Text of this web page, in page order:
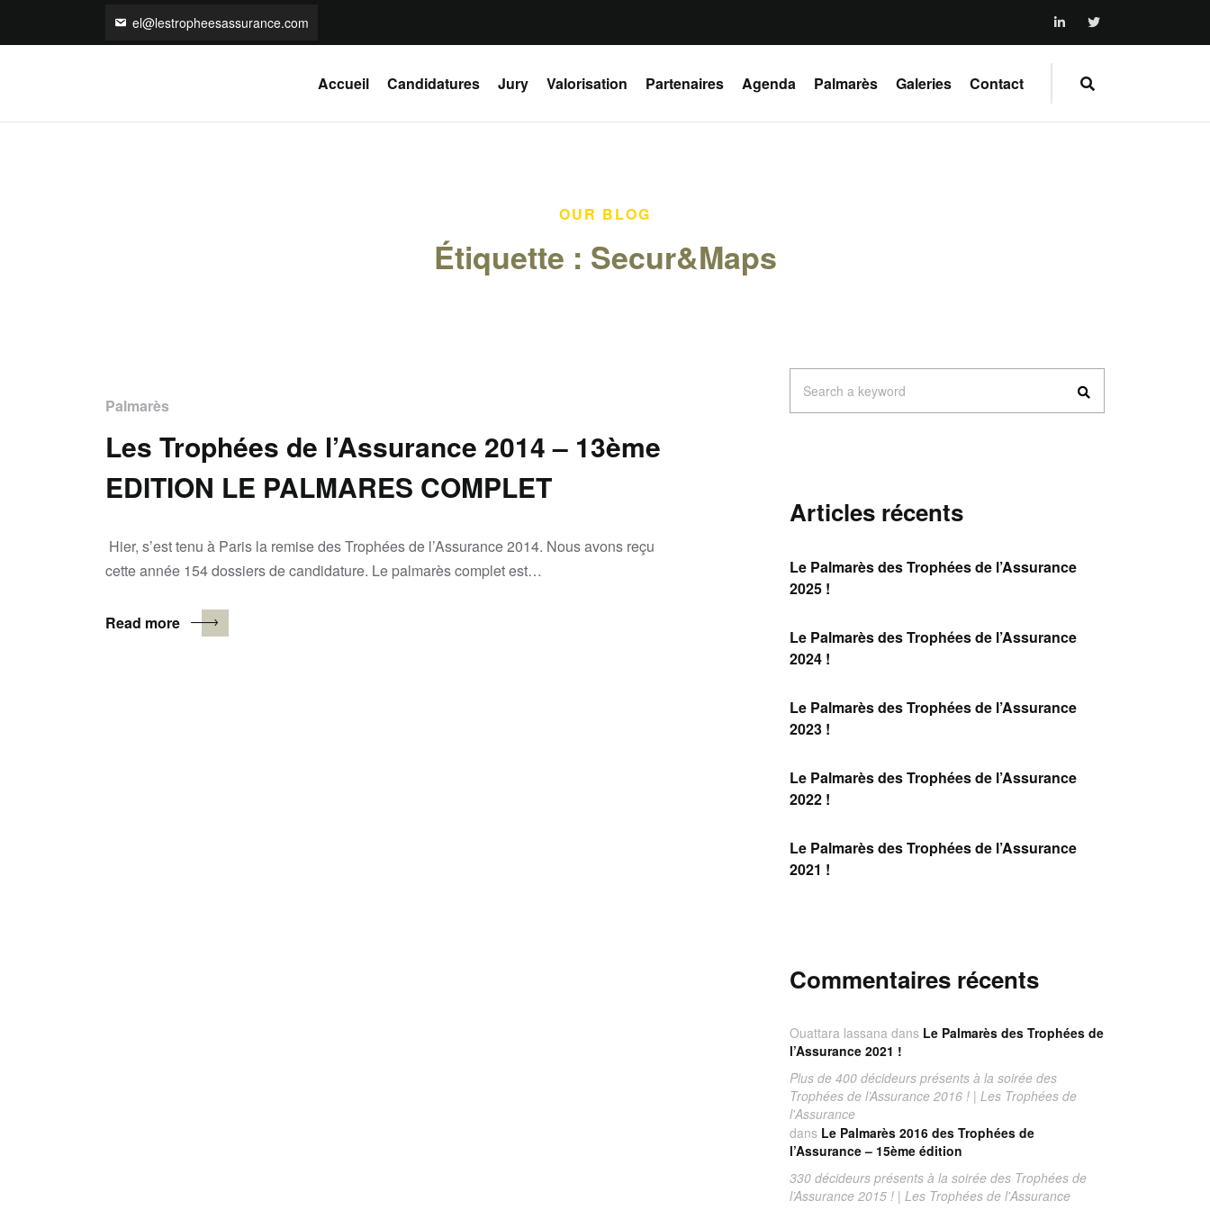
el@lestropheesassurance.com
Accueil Candidatures Jury Valorisation Partenaires Agenda Palmarès Galeries Contact
OUR BLOG
Étiquette : Secur&Maps
Palmarès
Les Trophées de l’Assurance 2014 – 13ème
EDITION LE PALMARES COMPLET
Hier, s’est tenu à Paris la remise des Trophées de l’Assurance 2014. Nous avons reçu
cette année 154 dossiers de candidature. Le palmarès complet est…
Read more
for:Search a keyword
Articles récents
Le Palmarès des Trophées de l’Assurance
2025 !
Le Palmarès des Trophées de l’Assurance
2024 !
Le Palmarès des Trophées de l’Assurance
2023 !
Le Palmarès des Trophées de l’Assurance
2022 !
Le Palmarès des Trophées de l’Assurance
2021 !
Commentaires récents
Ouattara lassana dans Le Palmarès des Trophées de
l’Assurance 2021 !
Plus de 400 décideurs présents à la soirée des
Trophées de l’Assurance 2016 ! | Les Trophées de
l'Assurance
dans Le Palmarès 2016 des Trophées de
l’Assurance – 15ème édition
330 décideurs présents à la soirée des Trophées de
l’Assurance 2015 ! | Les Trophées de l'Assurance